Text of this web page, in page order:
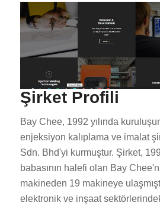
Şirket Profili
Bay Chee, 1992 yılında
enjeksiyon kalıplama ve imalat
Sdn. Bhd'yi kurmuştur. Şirket,
babasının halefi olan Bay
makineden 19 makineye
elektronik ve inşaat